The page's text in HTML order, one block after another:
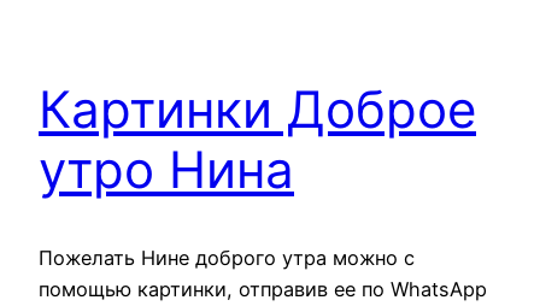
Картинки Доброе
утро Нина
Пожелать Нине доброго утра можно с
помощью картинки, отправив ее по WhatsApp